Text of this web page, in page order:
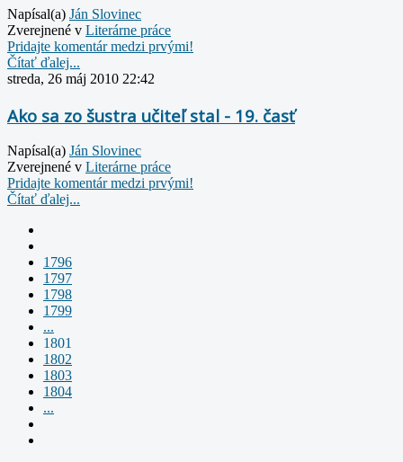
Napísal(a) Ján Slovinec
Zverejnené v Literárne práce
Pridajte komentár medzi prvými!
Čítať ďalej...
streda, 26 máj 2010 22:42
Ako sa zo šustra učiteľ stal - 19. časť
Napísal(a) Ján Slovinec
Zverejnené v Literárne práce
Pridajte komentár medzi prvými!
Čítať ďalej...
1796
1797
1798
1799
...
1801
1802
1803
1804
...